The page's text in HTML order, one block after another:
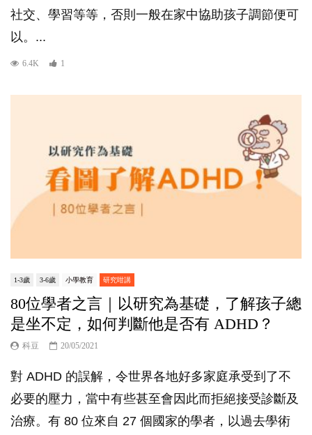
社交、學習等等，否則一般在家中協助孩子調節便可
以。...
6.4K 1
1-3歲 3-6歲 小學教育 研究咁講
80位學者之言｜以研究為基礎，了解孩子總
是坐不定，如何判斷他是否有 ADHD？
科豆 20/05/2021
對 ADHD 的誤解，令世界各地好多家庭承受到了不
必要的壓力，當中有些甚至會因此而拒絕接受診斷及
治療。有 80 位來自 27 個國家的學者，以過去學術